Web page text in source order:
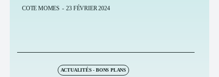
COTE MOMES - 23 FÉVRIER 2024
ACTUALITÉS - BONS PLANS